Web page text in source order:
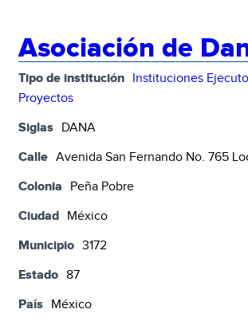
Asociación de
Tipo de institución Instituciones
Proyectos
Siglas DANA
Calle Avenida San Fernando No. 765
Colonia Peña Pobre
Ciudad México
Municipio 3172
Estado 87
País México